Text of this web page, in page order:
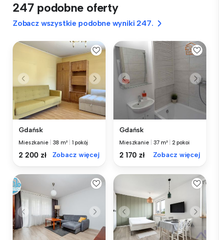
247 podobne oferty
Zobacz wszystkie podobne wyniki 247.
Gdańsk
Mieszkanie 38 m² 1 pokój
2 200 zł Zobacz więcej
Gdańsk
Mieszkanie 37 m² 2 pokoi
2 170 zł Zobacz więcej